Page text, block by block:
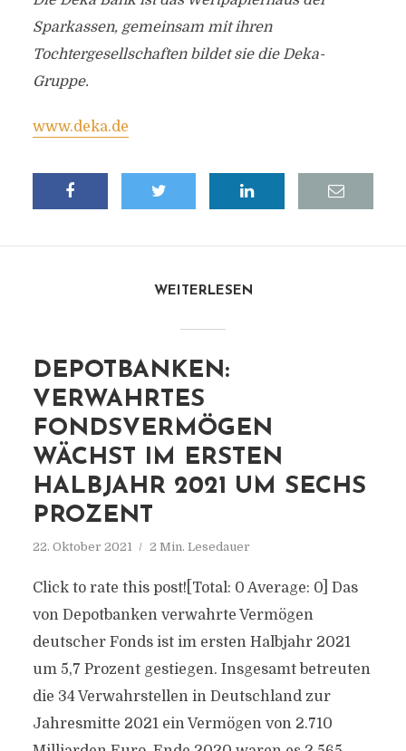
Sparkassen, gemeinsam mit ihren
Tochtergesellschaften bildet sie die Deka-
Gruppe.
www.deka.de
WEITERLESEN
DEPOTBANKEN:
VERWAHRTES
FONDSVERMÖGEN
WÄCHST IM ERSTEN
HALBJAHR 2021 UM SECHS
PROZENT
22. Oktober 2021 2 Min. Lesedauer
Click to rate this post![Total: 0 Average: 0] Das
von Depotbanken verwahrte Vermögen
deutscher Fonds ist im ersten Halbjahr 2021
um 5,7 Prozent gestiegen. Insgesamt betreuten
die 34 Verwahrstellen in Deutschland zur
Jahresmitte 2021 ein Vermögen von 2.710